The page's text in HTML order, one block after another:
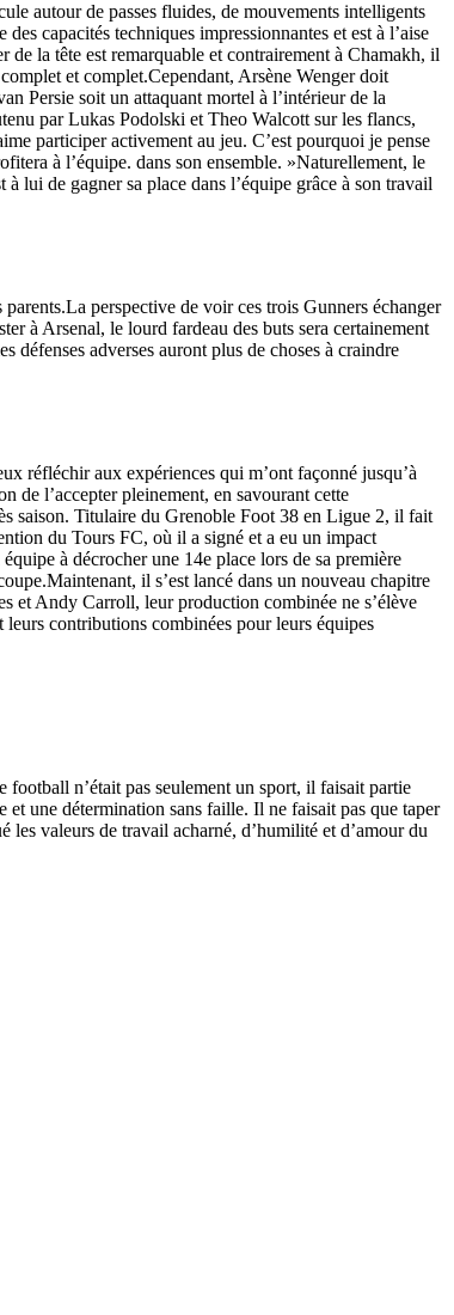
autour de passes fluides, de mouvements intelligents
capacités techniques impressionnantes et est à l’aise
la tête est remarquable et contrairement à Chamakh, il
et complet.Cependant, Arsène Wenger doit
Persie soit un attaquant mortel à l’intérieur de la
par Lukas Podolski et Theo Walcott sur les flancs,
participer activement au jeu. C’est pourquoi je pense
à l’équipe. dans son ensemble. »Naturellement, le
lui de gagner sa place dans l’équipe grâce à son travail
perspective de voir ces trois Gunners échanger
à Arsenal, le lourd fardeau des buts sera certainement
défenses adverses auront plus de choses à craindre
réfléchir aux expériences qui m’ont façonné jusqu’à
de l’accepter pleinement, en savourant cette
saison. Titulaire du Grenoble Foot 38 en Ligue 2, il fait
du Tours FC, où il a signé et a eu un impact
à décrocher une 14e place lors de sa première
il s’est lancé dans un nouveau chapitre
et Andy Carroll, leur production combinée ne s’élève
contributions combinées pour leurs équipes
football n’était pas seulement un sport, il faisait partie
et une détermination sans faille. Il ne faisait pas que taper
valeurs de travail acharné, d’humilité et d’amour du